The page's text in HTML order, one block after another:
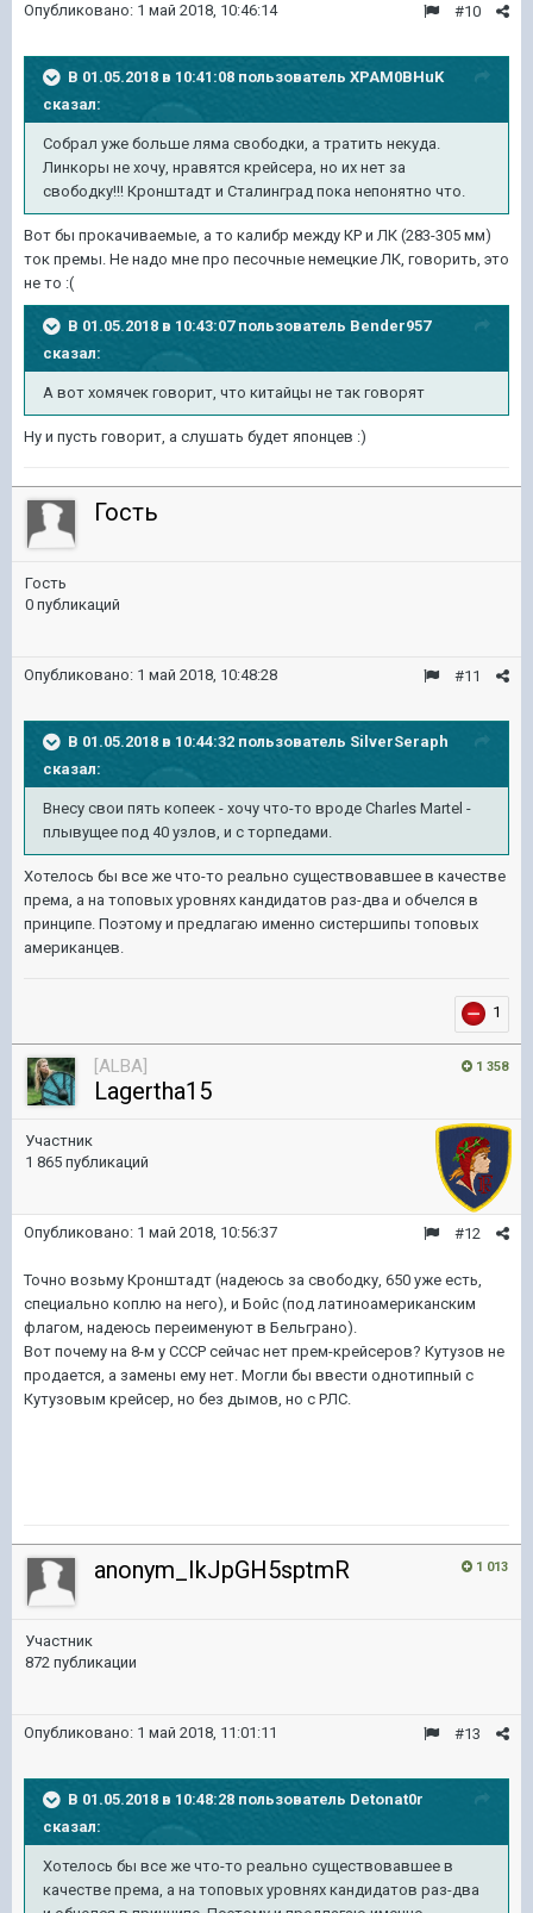
#10
Опубликовано: 1 май 2018, 10:46:14
В 01.05.2018 в 10:41:08 пользователь XPAM0BHuK
сказал:
Собрал уже больше ляма свободки, а тратить некуда.
Линкоры не хочу, нравятся крейсера, но их нет за
свободку!!! Кронштадт и Сталинград пока непонятно что.
Вот бы прокачиваемые, а то калибр между КР и ЛК (283-305 мм)
ток премы. Не надо мне про песочные немецкие ЛК, говорить, это
не то :(
В 01.05.2018 в 10:43:07 пользователь Bender957
сказал:
А вот хомячек говорит, что китайцы не так говорят
Ну и пусть говорит, а слушать будет японцев :)
Гость
Гость
0 публикаций
#11
Опубликовано: 1 май 2018, 10:48:28
В 01.05.2018 в 10:44:32 пользователь SilverSeraph
сказал:
Внесу свои пять копеек - хочу что-то вроде Charles Martel -
плывущее под 40 узлов, и с торпедами.
Хотелось бы все же что-то реально существовавшее в качестве
према, а на топовых уровнях кандидатов раз-два и обчелся в
принципе. Поэтому и предлагаю именно систершипы топовых
американцев.
1
1 358
[ALBA]
Lagertha15
Участник
1 865 публикаций
#12
Опубликовано: 1 май 2018, 10:56:37
Точно возьму Кронштадт (надеюсь за свободку, 650 уже есть,
специально коплю на него), и Бойс (под латиноамериканским
флагом, надеюсь переименуют в Бельграно).
Вот почему на 8-м у СССР сейчас нет прем-крейсеров? Кутузов не
продается, а замены ему нет. Могли бы ввести однотипный с
Кутузовым крейсер, но без дымов, но с РЛС.
1 013
anonym_IkJpGH5sptmR
Участник
872 публикации
#13
Опубликовано: 1 май 2018, 11:01:11
В 01.05.2018 в 10:48:28 пользователь Detonat0r
сказал:
Хотелось бы все же что-то реально существовавшее в
качестве према, а на топовых уровнях кандидатов раз-два